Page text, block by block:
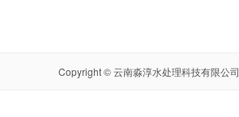
Copyright ©云南淼淳水处理科技有限公司